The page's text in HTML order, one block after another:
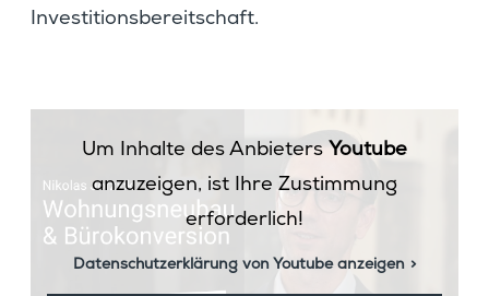
Investitionsbereitschaft.
Um Inhalte des Anbieters Youtube
anzuzeigen, ist Ihre Zustimmung
erforderlich!
Datenschutzerklärung von Youtube anzeigen